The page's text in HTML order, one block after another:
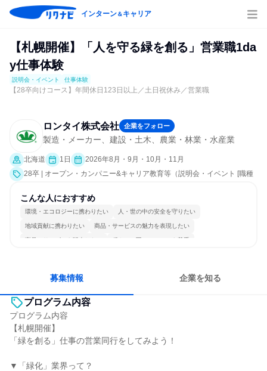
インターン＆キャリア
【札幌開催】「人を守る緑を創る」営業職1da
y仕事体験
説明会・イベント 仕事体験
【28卒向けコース】年間休日123日以上／土日祝休み／営業職
ロンタイ株式会社 企業をフォロー
製造・メーカー、建設・土木、農業・林業・水産業
北海道 1日
2026年8月・9月・10月・11月
28卒 | オープン・カンパニー&キャリア教育等（説明会・イベント [職種
こんな人におすすめ
環境・エコロジーに携わりたい 人・世の中の安全を守りたい
地域貢献に携わりたい 商品・サービスの魅力を表現したい
商品・サービスを販売したい 穏やかで互いのペースを尊重
募集情報 企業を知る
プログラム内容
プログラム内容
【札幌開催】
「緑を創る」仕事の営業同行をしてみよう！
▼「緑化」業界って？